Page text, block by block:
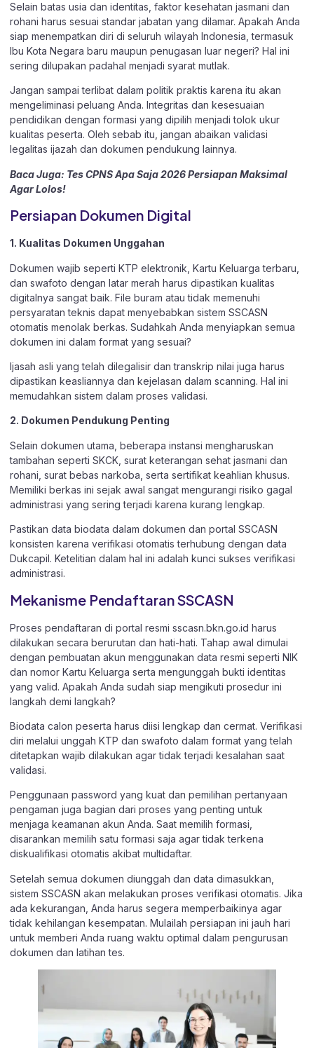
Selain batas usia dan identitas, faktor kesehatan jasmani dan
rohani harus sesuai standar jabatan yang dilamar. Apakah Anda
siap menempatkan diri di seluruh wilayah Indonesia, termasuk
Ibu Kota Negara baru maupun penugasan luar negeri? Hal ini
sering dilupakan padahal menjadi syarat mutlak.
Jangan sampai terlibat dalam politik praktis karena itu akan
mengeliminasi peluang Anda. Integritas dan kesesuaian
pendidikan dengan formasi yang dipilih menjadi tolok ukur
kualitas peserta. Oleh sebab itu, jangan abaikan validasi
legalitas ijazah dan dokumen pendukung lainnya.
Baca Juga: Tes CPNS Apa Saja 2026 Persiapan Maksimal
Agar Lolos!
Persiapan Dokumen Digital
1. Kualitas Dokumen Unggahan
Dokumen wajib seperti KTP elektronik, Kartu Keluarga terbaru,
dan swafoto dengan latar merah harus dipastikan kualitas
digitalnya sangat baik. File buram atau tidak memenuhi
persyaratan teknis dapat menyebabkan sistem SSCASN
otomatis menolak berkas. Sudahkah Anda menyiapkan semua
dokumen ini dalam format yang sesuai?
Ijasah asli yang telah dilegalisir dan transkrip nilai juga harus
dipastikan keasliannya dan kejelasan dalam scanning. Hal ini
memudahkan sistem dalam proses validasi.
2. Dokumen Pendukung Penting
Selain dokumen utama, beberapa instansi mengharuskan
tambahan seperti SKCK, surat keterangan sehat jasmani dan
rohani, surat bebas narkoba, serta sertifikat keahlian khusus.
Memiliki berkas ini sejak awal sangat mengurangi risiko gagal
administrasi yang sering terjadi karena kurang lengkap.
Pastikan data biodata dalam dokumen dan portal SSCASN
konsisten karena verifikasi otomatis terhubung dengan data
Dukcapil. Ketelitian dalam hal ini adalah kunci sukses verifikasi
administrasi.
Mekanisme Pendaftaran SSCASN
Proses pendaftaran di portal resmi sscasn.bkn.go.id harus
dilakukan secara berurutan dan hati-hati. Tahap awal dimulai
dengan pembuatan akun menggunakan data resmi seperti NIK
dan nomor Kartu Keluarga serta mengunggah bukti identitas
yang valid. Apakah Anda sudah siap mengikuti prosedur ini
langkah demi langkah?
Biodata calon peserta harus diisi lengkap dan cermat. Verifikasi
diri melalui unggah KTP dan swafoto dalam format yang telah
ditetapkan wajib dilakukan agar tidak terjadi kesalahan saat
validasi.
Penggunaan password yang kuat dan pemilihan pertanyaan
pengaman juga bagian dari proses yang penting untuk
menjaga keamanan akun Anda. Saat memilih formasi,
disarankan memilih satu formasi saja agar tidak terkena
diskualifikasi otomatis akibat multidaftar.
Setelah semua dokumen diunggah dan data dimasukkan,
sistem SSCASN akan melakukan proses verifikasi otomatis. Jika
ada kekurangan, Anda harus segera memperbaikinya agar
tidak kehilangan kesempatan. Mulailah persiapan ini jauh hari
untuk memberi Anda ruang waktu optimal dalam pengurusan
dokumen dan latihan tes.